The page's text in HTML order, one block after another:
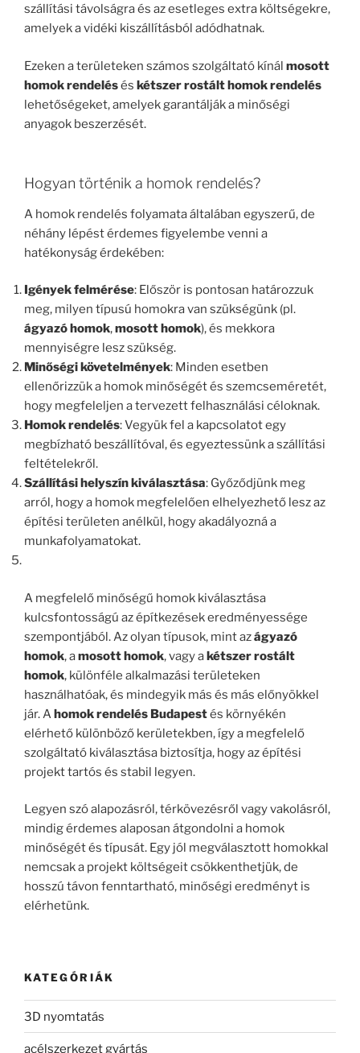
szállítási távolságra és az esetleges extra költségekre,
amelyek a vidéki kiszállításból adódhatnak.
Ezeken a területeken számos szolgáltató kínál mosott
homok rendelésés kétszer rostált homok rendelés
lehetőségeket, amelyek garantálják a minőségi
anyagok beszerzését.
Hogyan történik a homok rendelés?
A homok rendelés folyamata általában egyszerű, de
néhány lépést érdemes figyelembe venni a
hatékonyság érdekében:
Igények felmérése: Először is pontosan határozzuk
meg, milyen típusú homokra van szükségünk (pl.
ágyazó homok,mosott homok), és mekkora
mennyiségre lesz szükség.
Minőségi követelmények: Minden esetben
ellenőrizzük a homok minőségét és szemcseméretét,
hogy megfeleljen a tervezett felhasználási céloknak.
Homok rendelés: Vegyük fel a kapcsolatot egy
megbízható beszállítóval, és egyeztessünk a szállítási
feltételekről.
Szállítási helyszín kiválasztása: Győződjünk meg
arról, hogy a homok megfelelően elhelyezhető lesz az
építési területen anélkül, hogy akadályozná a
munkafolyamatokat.
A megfelelő minőségű homok kiválasztása
kulcsfontosságú az építkezések eredményessége
szempontjából. Az olyan típusok, mint azágyazó
homok, amosott homok, vagy akétszer rostált
homok, különféle alkalmazási területeken
használhatóak, és mindegyik más és más előnyökkel
jár. Ahomok rendelés Budapestés környékén
elérhető különböző kerületekben, így a megfelelő
szolgáltató kiválasztása biztosítja, hogy az építési
projekt tartós és stabil legyen.
Legyen szó alapozásról, térkövezésről vagy vakolásról,
mindig érdemes alaposan átgondolni a homok
minőségét és típusát. Egy jól megválasztott homokkal
nemcsak a projekt költségeit csökkenthetjük, de
hosszú távon fenntartható, minőségi eredményt is
elérhetünk.
KATEGÓRIÁK
3D nyomtatás
acélszerkezet gyártás